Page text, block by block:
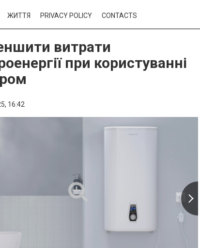
ЖИТТЯ PRIVACY POLICY CONTACTS
витрати
при користуванні
16:42